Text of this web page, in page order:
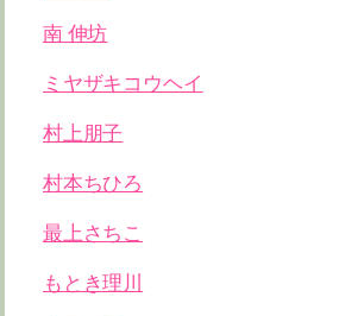
南 伸坊
ミヤザキコウヘイ
村上朋子
村本ちひろ
最上さちこ
もとき理川